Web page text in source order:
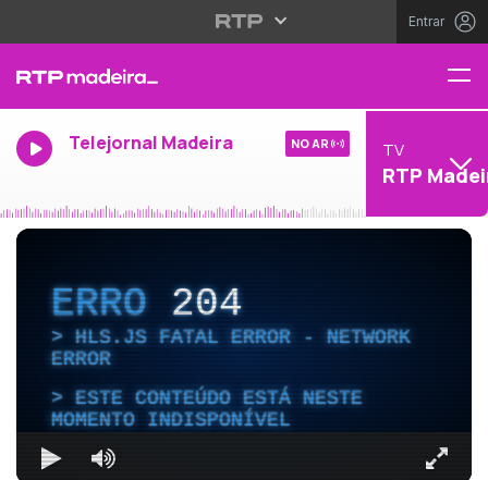
Entrar
Telejornal Madeira NO AR TV
RTP
ERRO204
HLS.JS FATAL ERROR - NETWORK
ERROR
ESTE CONTEÚDO ESTÁ NESTE
MOMENTO INDISPONÍVEL